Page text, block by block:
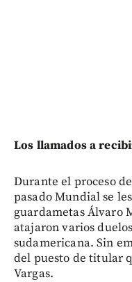
Los llamados a
Durante el proceso
pasado Mundial se
guardametas Álvaro
atajaron varios
sudamericana. Sin
del puesto de titular
Vargas.